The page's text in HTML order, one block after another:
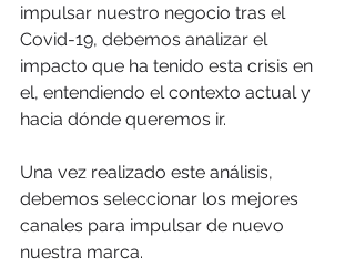
impulsar nuestro negocio tras el
Covid-19, debemos analizar el
impacto que ha tenido esta crisis en
el, entendiendo el contexto actual y
hacia dónde queremos ir.
Una vez realizado este análisis,
debemos seleccionar los mejores
canales para impulsar de nuevo
nuestra marca.